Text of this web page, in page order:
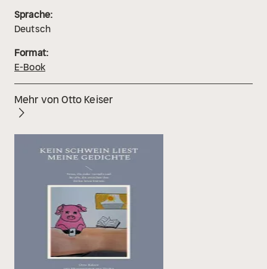
Sprache:
Deutsch
Format:
E-Book
Mehr von Otto Keiser